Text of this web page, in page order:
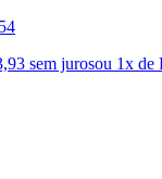
54
sem jurosou 1x de